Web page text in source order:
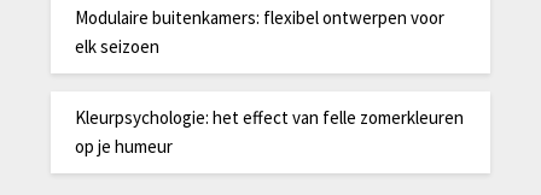
Modulaire buitenkamers: flexibel ontwerpen voor
elk seizoen
Kleurpsychologie: het effect van felle zomerkleuren
op je humeur